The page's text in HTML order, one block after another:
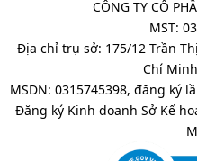
CÔNG TY CỔ
MST:
Địa chỉ trụ sở: 175/12 Trần
Chí
MSDN: 0315745398, đăng ký
Đăng ký Kinh doanh Sở Kế